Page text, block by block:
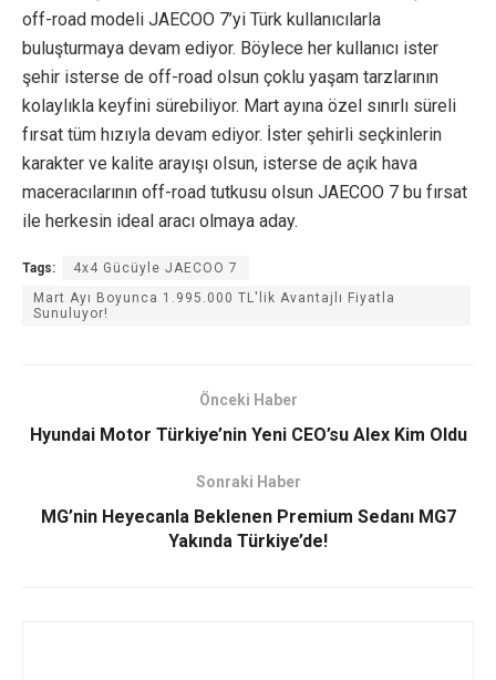
off-road modeli JAECOO 7’yi Türk kullanıcılarla
buluşturmaya devam ediyor. Böylece her kullanıcı ister
şehir isterse de off-road olsun çoklu yaşam tarzlarının
kolaylıkla keyfini sürebiliyor. Mart ayına özel sınırlı süreli
fırsat tüm hızıyla devam ediyor. İster şehirli seçkinlerin
karakter ve kalite arayışı olsun, isterse de açık hava
maceracılarının off-road tutkusu olsun JAECOO 7 bu fırsat
ile herkesin ideal aracı olmaya aday.
Tags:
4x4 Gücüyle JAECOO 7
Mart Ayı Boyunca 1.995.000 TL'lik Avantajlı Fiyatla
Sunuluyor!
Önceki Haber
Hyundai Motor Türkiye’nin Yeni CEO’su Alex Kim Oldu
Sonraki Haber
MG’nin Heyecanla Beklenen Premium Sedanı MG7
Yakında Türkiye’de!